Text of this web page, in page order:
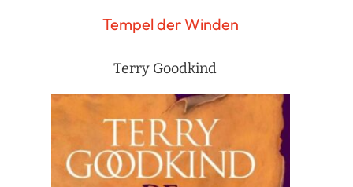
Tempel der Winden
Terry Goodkind